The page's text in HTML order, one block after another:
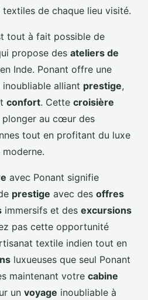
de chaque lieu visité.
tout à fait possible de
propose des ateliers de
en Inde. Ponant offre une
inoubliable alliant prestige,
confort. Cette croisière
plonger au cœur des
tout en profitant du luxe
moderne.
avec Ponant signifie
prestige avec des offres
immersifs et des excursions
pas cette opportunité
textile indien tout en
luxueuses que seul Ponant
maintenant votre cabine
un voyage inoubliable à